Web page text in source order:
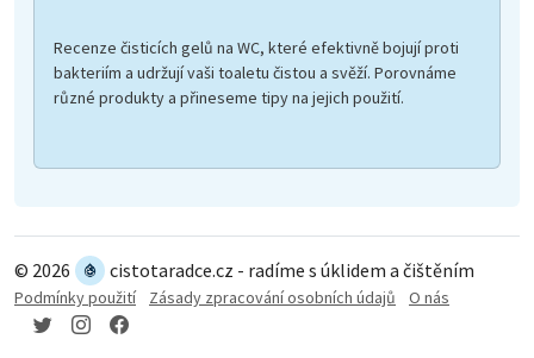
Recenze čisticích gelů na WC, které efektivně bojují proti
bakteriím a udržují vaši toaletu čistou a svěží. Porovnáme
různé produkty a přineseme tipy na jejich použití.
© 2026 cistotaradce.cz - radíme s úklidem a čištěním
Podmínky použití Zásady zpracování osobních údajů O nás